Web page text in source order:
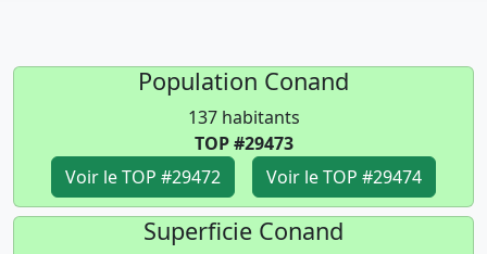
Population Conand
137 habitants
TOP #29473
Voir le TOP #29472
Voir le TOP #29474
Superficie Conand